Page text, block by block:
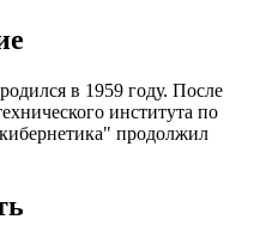
в 1959 году. После
института по
продолжил